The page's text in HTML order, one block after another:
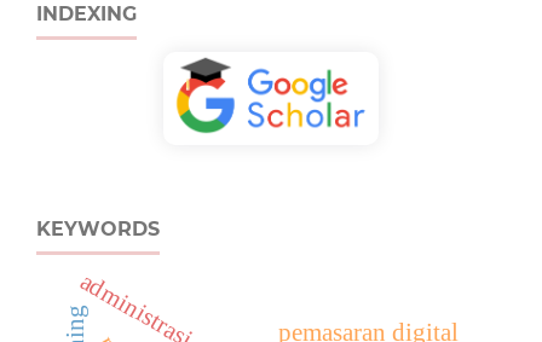
INDEXING
KEYWORDS
pemasaran digital